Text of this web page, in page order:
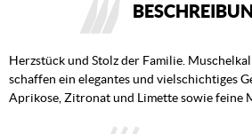
Herzstück und Stolz der Familie.
schaffen ein elegantes und vielschichtiges
Aprikose, Zitronat und Limette sowie feine